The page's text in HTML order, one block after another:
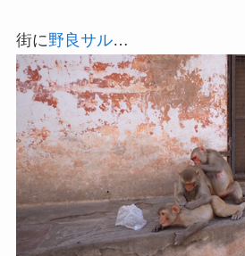
街に野良サル…